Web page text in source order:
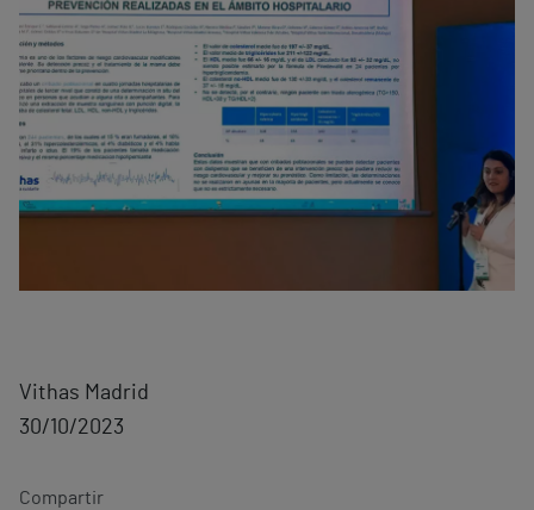
Vithas Madrid
30/10/2023
Compartir